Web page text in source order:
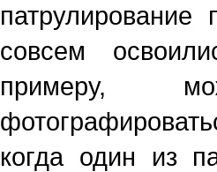
патрулирование
совсем
примеру,
когда один из